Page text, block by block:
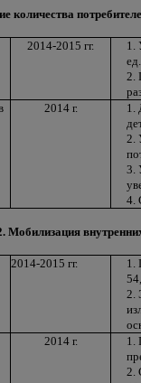
количества
2014-2015 гг.
1.
2.
2014 г.
1.
2.
3.
4.
Мобилизация
2014-2015 гг.
1.
2.
2014 г.
1.
2.